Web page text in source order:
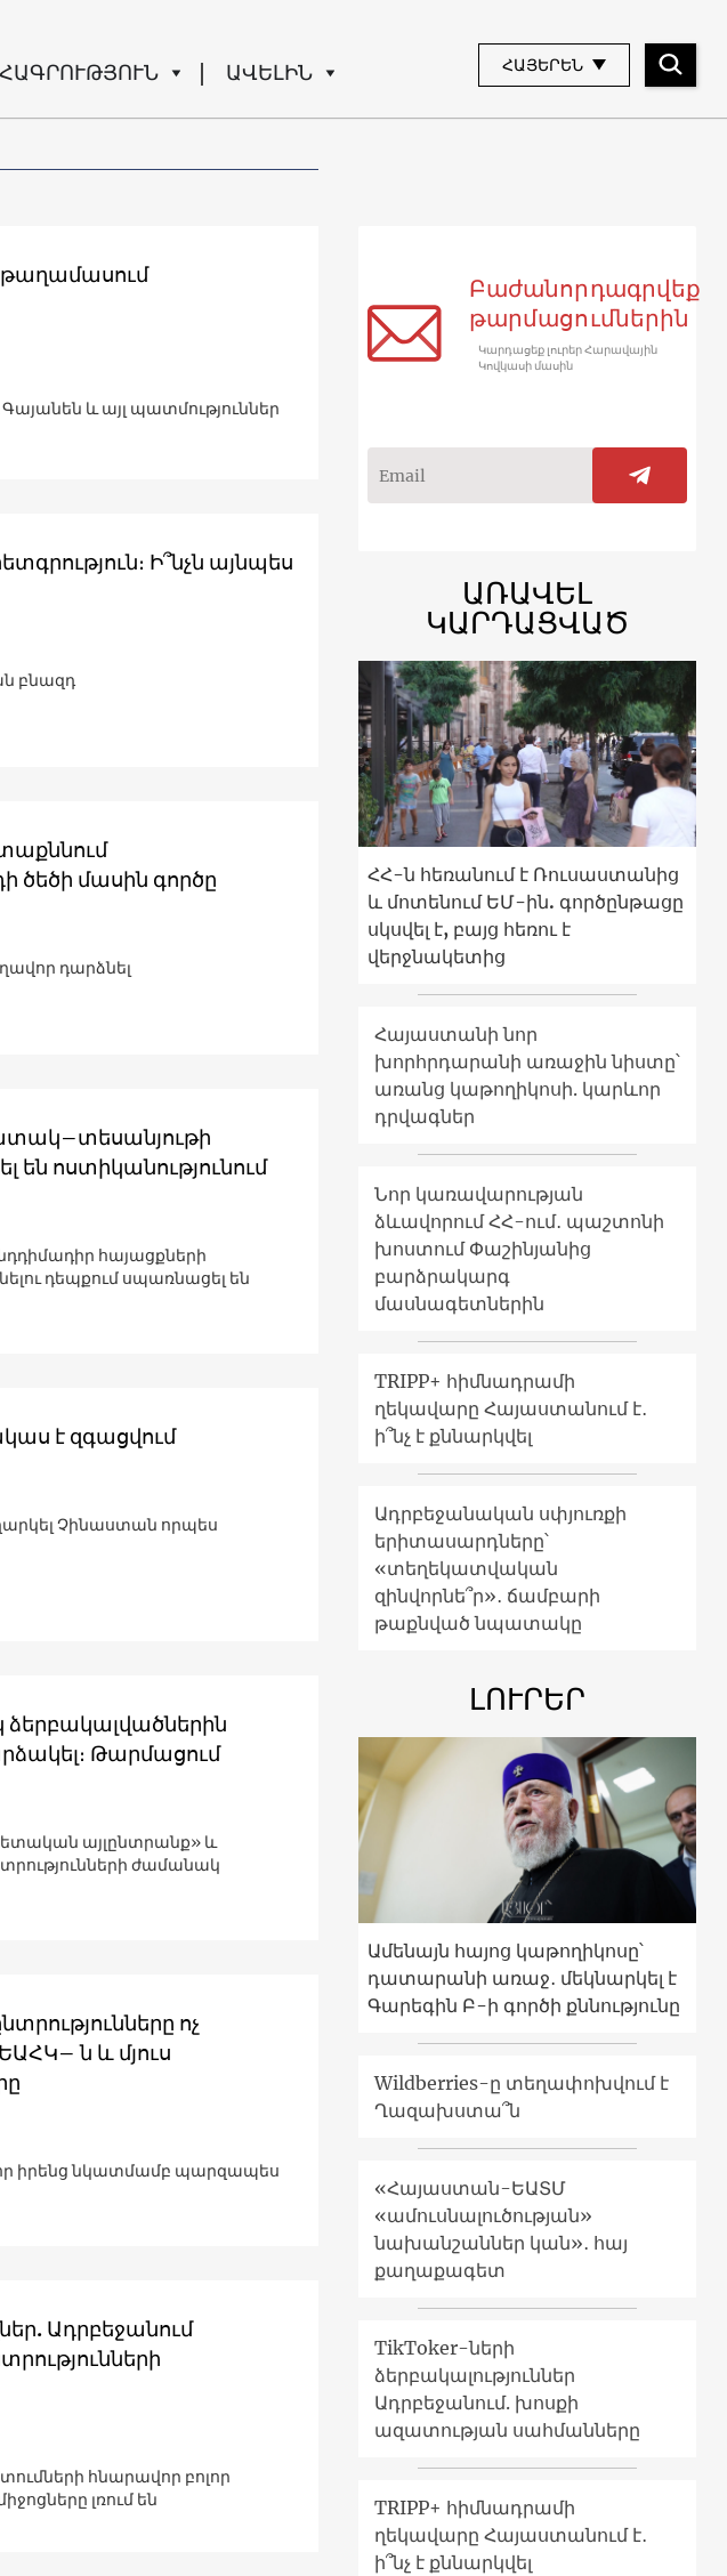
ԱՎԵԼԻՆ ՀԱՅԵՐԵՆ
թաղամասում
և այլ պատմություններ
Ի՞նչն այնպես
բնազդ
ծեծի մասին գործը
դարձնել
են ոստիկանությունում
հայացքների
դեպքում սպառնացել են
է զգացվում
Չինաստան որպես
Թարմացում
այլընտրանք» և
ժամանակ
ոչ
ն և մյուս
որ իրենց նկատմամբ պարզապես
Ադրբեջանում
հնարավոր բոլոր
լռում են
Բաժանորդագրվեք
թարմացումներին
Կարդացեք լուրեր Հարավային
Կովկասի մասին
ԱՌԱՎԵԼ
ԿԱՐԴԱՑՎԱԾ
ՀՀ-ն հեռանում է Ռուսաստանից
և մոտենում ԵՄ-ին. գործընթացը
սկսվել է, բայց հեռու է
վերջնակետից
Հայաստանի նոր
խորհրդարանի առաջին նիստը՝
առանց կաթողիկոսի. կարևոր
դրվագներ
Նոր կառավարության
ձևավորում ՀՀ-ում․ պաշտոնի
խոստում Փաշինյանից
բարձրակարգ
մասնագետներին
TRIPP+ հիմնադրամի
ղեկավարը Հայաստանում է․
ի՞նչ է քննարկվել
Ադրբեջանական սփյուռքի
երիտասարդները՝
«տեղեկատվական
զինվորնե՞ր»․ ճամբարի
թաքնված նպատակը
ԼՈՒՐԵՐ
Ամենայն հայոց կաթողիկոսը՝
դատարանի առաջ․ մեկնարկել է
Գարեգին Բ-ի գործի քննությունը
Wildberries-ը տեղափոխվում է
Ղազախստա՞ն
«Հայաստան-ԵԱՏՄ
«ամուսնալուծության»
նախանշաններ կան»․ հայ
քաղաքագետ
TikToker-ների
ձերբակալություններ
Ադրբեջանում. խոսքի
ազատության սահմանները
TRIPP+ հիմնադրամի
ղեկավարը Հայաստանում է․
ի՞նչ է քննարկվել